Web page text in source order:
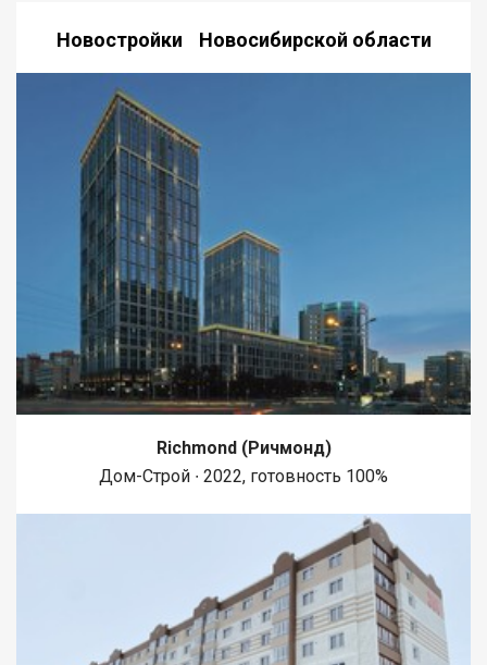
Новостройки Новосибирской области
Richmond (Ричмонд)
Дом-Строй ∙ 2022, готовность 100%